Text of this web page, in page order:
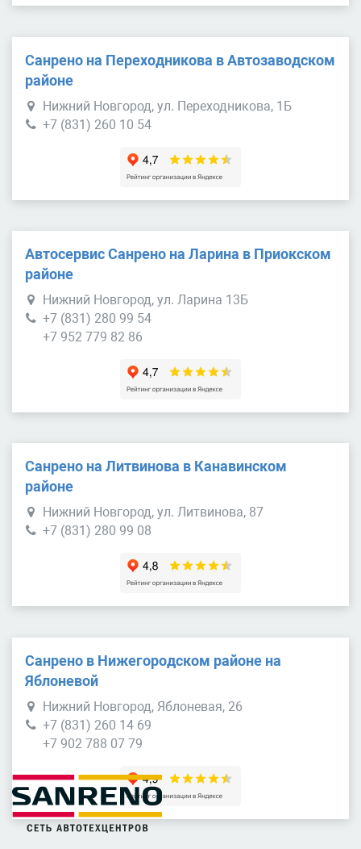
Санрено на Переходникова в Автозаводском
районе
Нижний Новгород, ул. Переходникова, 1Б
+7 (831) 260 10 54
Автосервис Санрено на Ларина в Приокском
районе
Нижний Новгород, ул. Ларина 13Б
+7 (831) 280 99 54
+7 952 779 82 86
Санрено на Литвинова в Канавинском
районе
Нижний Новгород, ул. Литвинова, 87
+7 (831) 280 99 08
Санрено в Нижегородском районе на
Яблоневой
Нижний Новгород, Яблоневая, 26
+7 (831) 260 14 69
+7 902 788 07 79